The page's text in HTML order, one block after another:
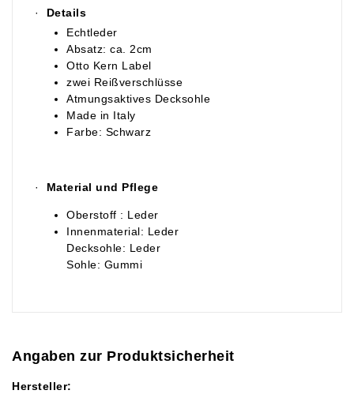
· Details
Echtleder
Absatz: ca. 2cm
Otto Kern Label
zwei Reißverschlüsse
Atmungsaktives Decksohle
Made in Italy
Farbe: Schwarz
· Material und Pflege
Oberstoff : Leder
Innenmaterial: Leder
Decksohle: Leder
Sohle: Gummi
Angaben zur Produktsicherheit
Hersteller: